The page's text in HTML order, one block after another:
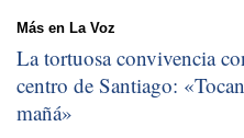
Más en La Voz
La tortuosa convivencia
centro de Santiago: «
mañá»